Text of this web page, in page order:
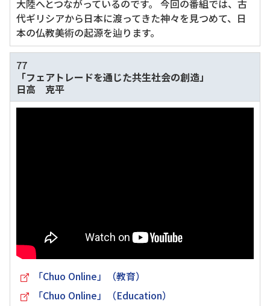
大陸へとつながっているのです。 今回の番組では、古
代ギリシアから日本に渡ってきた神々を見つめて、日
本の仏教美術の起源を辿ります。
77
「フェアトレードを通じた共生社会の創造」
日高 克平
「Chuo Online」（教育）
「Chuo Online」（Education）